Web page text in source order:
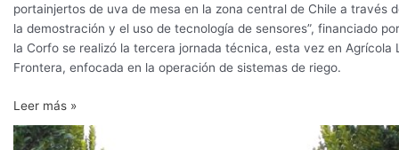
portainjertos de uva de mesa en la zona central de Chile a través
la demostración y el uso de tecnología de sensores”, financiado por
la Corfo se realizó la tercera jornada técnica, esta vez en Agrícola
Frontera, enfocada en la operación de sistemas de riego.
Leer más »
Ascophyllum